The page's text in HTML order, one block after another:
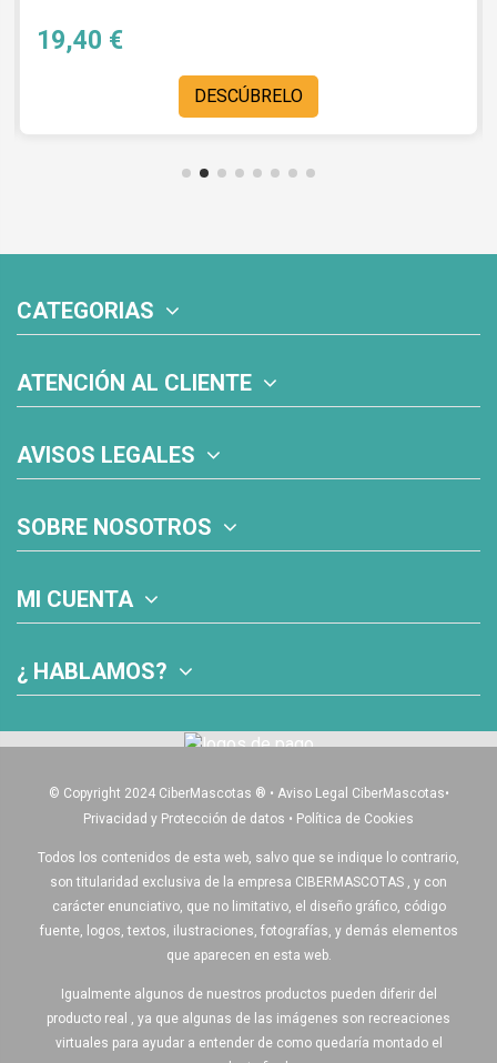
19,40 €
DESCÚBRELO
CATEGORIAS
ATENCIÓN AL CLIENTE
AVISOS LEGALES
SOBRE NOSOTROS
MI CUENTA
¿ HABLAMOS?
© Copyright 2024 CiberMascotas ® • Aviso Legal CiberMascotas•
Privacidad y Protección de datos • Política de Cookies
Todos los contenidos de esta web, salvo que se indique lo contrario,
son titularidad exclusiva de la empresa CIBERMASCOTAS , y con
carácter enunciativo, que no limitativo, el diseño gráfico, código
fuente, logos, textos, ilustraciones, fotografías, y demás elementos
que aparecen en esta web.
Igualmente algunos de nuestros productos pueden diferir del
producto real , ya que algunas de las imágenes son recreaciones
virtuales para ayudar a entender de como quedaría montado el